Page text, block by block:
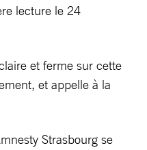
lecture le 24
et ferme sur cette
et appelle à la
Strasbourg se